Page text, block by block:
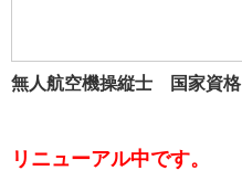
無人航空機操縦士 国家資格
リニューアル中です。